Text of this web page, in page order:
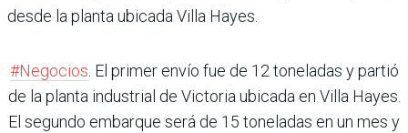
desde la planta ubicada Villa Hayes.
#Negocios. El primer envío fue de 12 toneladas y partió
de la planta industrial de Victoria ubicada en Villa Hayes.
El segundo embarque será de 15 toneladas en un mes y